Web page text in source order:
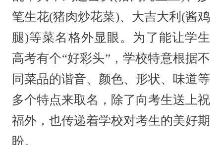
笔生花(猪肉炒花菜)、大吉大利(酱鸡
腿)等菜名格外显眼。为了能让学生
高考有个“好彩头”，学校特意根据不
同菜品的谐音、颜色、形状、味道等
多个特点来取名，除了向考生送上祝
福外，也传递着学校对考生的美好期
盼。